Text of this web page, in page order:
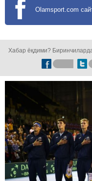
Olamsport.com
Хабар ёқдими?